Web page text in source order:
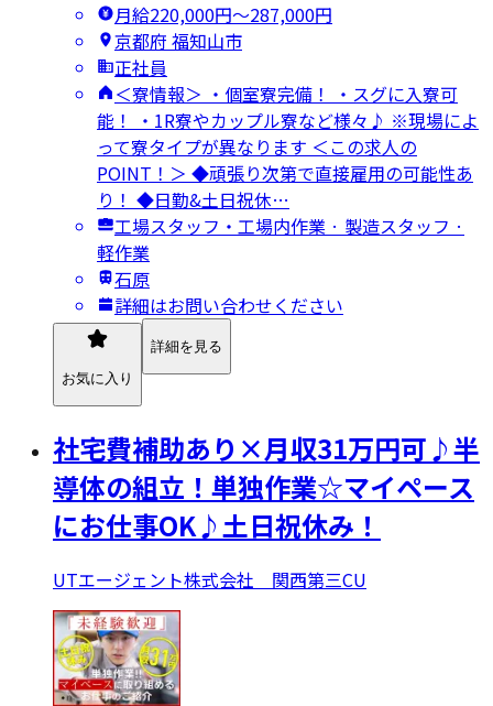
月給220,000円〜287,000円
京都府 福知山市
正社員
＜寮情報＞ ・個室寮完備！ ・スグに入寮可
能！ ・1R寮やカップル寮など様々♪ ※現場によ
って寮タイプが異なります ＜この求人の
POINT！＞ ◆頑張り次第で直接雇用の可能性あ
り！ ◆日勤&土日祝休…
工場スタッフ・工場内作業 · 製造スタッフ ·
軽作業
石原
詳細はお問い合わせください
お気に入り
詳細を見る
社宅費補助あり×月収31万円可♪半
導体の組立！単独作業☆マイペース
にお仕事OK♪土日祝休み！
UTエージェント株式会社 関西第三CU